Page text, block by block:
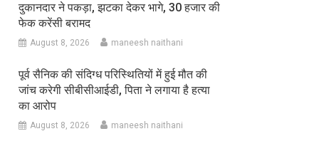
दुकानदार ने पकड़ा, झटका देकर भागे, 30 हजार की
फेक करेंसी बरामद
August 8, 2026 maneesh naithani
पूर्व सैनिक की संदिग्ध परिस्थितियों में हुई मौत की
जांच करेगी सीबीसीआईडी, पिता ने लगाया है हत्या
का आरोप
August 8, 2026 maneesh naithani